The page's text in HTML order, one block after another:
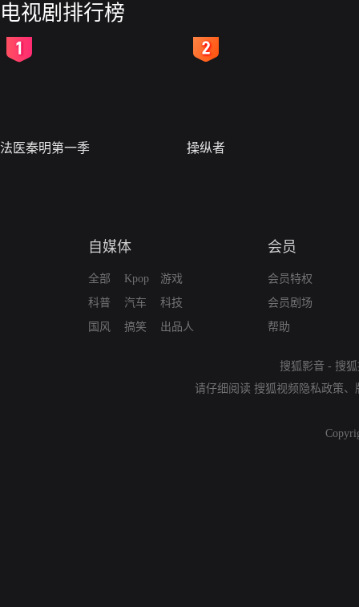
电视剧排行榜
法医秦明第一季 操纵者
自媒体
全部
科普
国风
Kpop
汽车
搞笑
游戏
科技
出品人
会员
会员特权
会员剧场
帮助
搜狐影音 - 搜
请仔细阅读 搜狐视频隐私政策、